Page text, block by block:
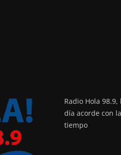
Radio Hola
día acorde con
tiempo